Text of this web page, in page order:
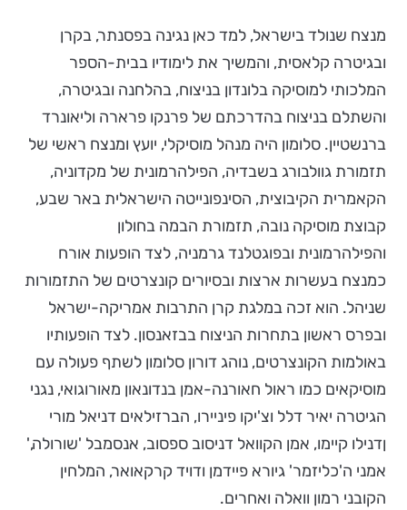
מנצח שנולד בישראל, למד כאן נגינה בפסנתר, בקרן
ובגיטרה קלאסית, והמשיך את לימודיו בבית-הספר
המלכותי למוסיקה בלונדון בניצוח, בהלחנה ובגיטרה,
והשתלם בניצוח בהדרכתם של פרנקו פרארה וליאונרד
ברנשטיין. סלומון היה מנהל מוסיקלי, יועץ ומנצח ראשי של
תזמורת גוולבורג בשבדיה, הפילהרמונית של מקדוניה,
הקאמרית הקיבוצית, הסינפונייטה הישראלית באר שבע,
קבוצת מוסיקה נובה, תזמורת הבמה בחולון
והפילהרמונית ובפוגטלנד גרמניה, לצד הופעות אורח
כמנצח בעשרות ארצות ובסיורים קונצרטים של התזמורות
שניהל. הוא זכה במלגת קרן התרבות אמריקה-ישראל
ובפרס ראשון בתחרות הניצוח בבזאנסון. לצד הופעותיו
באולמות הקונצרטים, נוהג דורון סלומון לשתף פעולה עם
מוסיקאים כמו ראול חאורנה-אמן בנדונאון מאורוגואי, נגני
הגיטרה יאיר דלל וצ'יקו פיניירו, הברזילאים דניאל מורי
ןדנילו קיימו, אמן הקוואל דניסוב ספסוב, אנסמבל 'שורולה,'
אמני ה'כליזמר' גיורא פיידמן ודויד קרקאואר, המלחין
הקובני רמון וואלה ואחרים.